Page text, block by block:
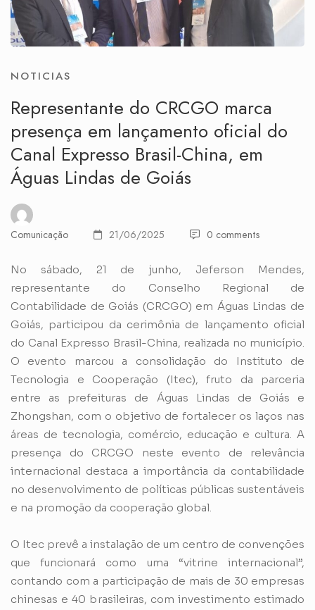
NOTICIAS
Representante do CRCGO marca
presença em lançamento oficial do
Canal Expresso Brasil-China, em
Águas Lindas de Goiás
Comunicação 21/06/2025 0 comments
No sábado, 21 de junho, Jeferson Mendes,
representante do Conselho Regional de
Contabilidade de Goiás (CRCGO) em Águas Lindas de
Goiás, participou da cerimônia de lançamento oficial
do Canal Expresso Brasil-China, realizada no município.
O evento marcou a consolidação do Instituto de
Tecnologia e Cooperação (Itec), fruto da parceria
entre as prefeituras de Águas Lindas de Goiás e
Zhongshan, com o objetivo de fortalecer os laços nas
áreas de tecnologia, comércio, educação e cultura. A
presença do CRCGO neste evento de relevância
internacional destaca a importância da contabilidade
no desenvolvimento de políticas públicas sustentáveis
e na promoção da cooperação global.
O Itec prevê a instalação de um centro de convenções
que funcionará como uma “vitrine internacional”,
contando com a participação de mais de 30 empresas
chinesas e 40 brasileiras, com investimento estimado